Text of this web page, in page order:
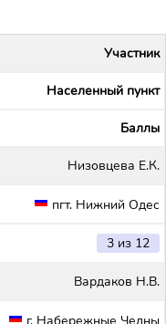
Участник
Населенный пункт
Баллы
Низовцева Е.К.
пгт. Нижний Одес
3 из 12
Вардаков Н.В.